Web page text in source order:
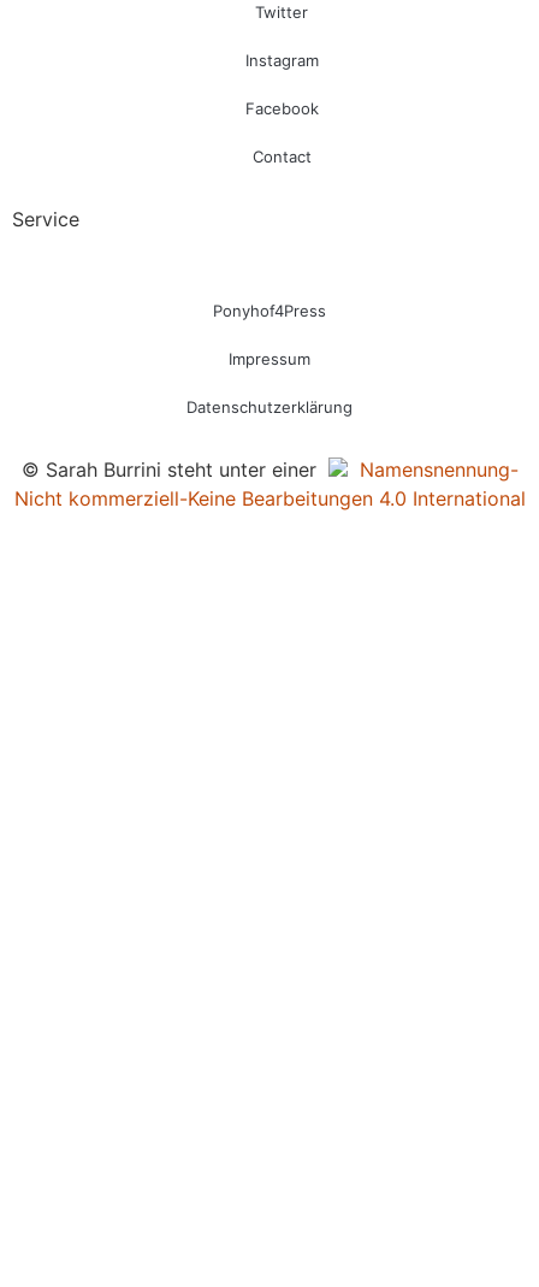
Twitter
Instagram
Facebook
Contact
Service
Ponyhof4Press
Impressum
Datenschutzerklärung
© Sarah Burrini steht unter einer
Namensnennung-
Nicht kommerziell-Keine Bearbeitungen 4.0 International